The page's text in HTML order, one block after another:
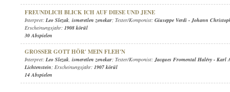
FREUNDLICH BLICK ICH AUF DIESE UND JENE
Interpret: Leo Slezak, ismeretlen zenekar; Texter/Komponist: Giuseppe Verdi -Johann
Erscheinungsjahr: 1908 körül
30 Abspielen
GROSSER GOTT HÖR' MEIN FLEH'N
Interpret: Leo Slezak, ismeretlen zenekar; Texter/Komponist:Jacques Fromental Halévy - Karl
Lichtenstein; Erscheinungsjahr: 1907 körül
14 Abspielen